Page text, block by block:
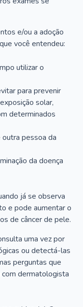
e/ou a adoção
você entendeu:
utilizar o
para prevenir
solar,
determinados
pessoa da
da doença
já se observa
e pode aumentar o
de câncer de pele.
uma vez por
ou detectá-las
perguntas que
dermatologista